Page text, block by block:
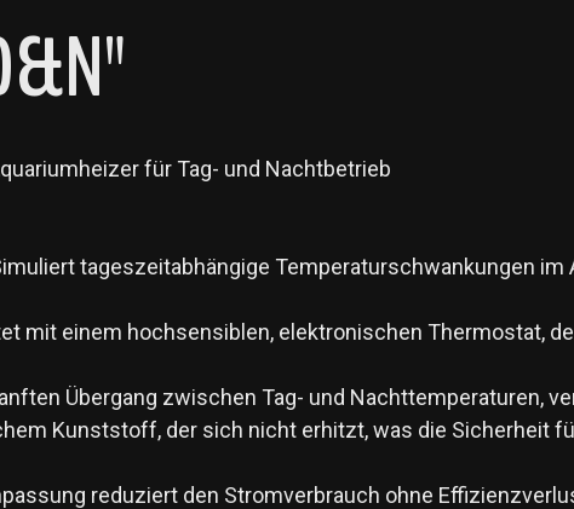
für Tag- und Nachtbetrieb
tageszeitabhängige Temperaturschwankungen
mit einem hochsensiblen, elektronischen Thermostat,
Übergang zwischen Tag- und Nachttemperaturen,
Kunststoff, der sich nicht erhitzt, was die Sicherheit
reduziert den Stromverbrauch ohne